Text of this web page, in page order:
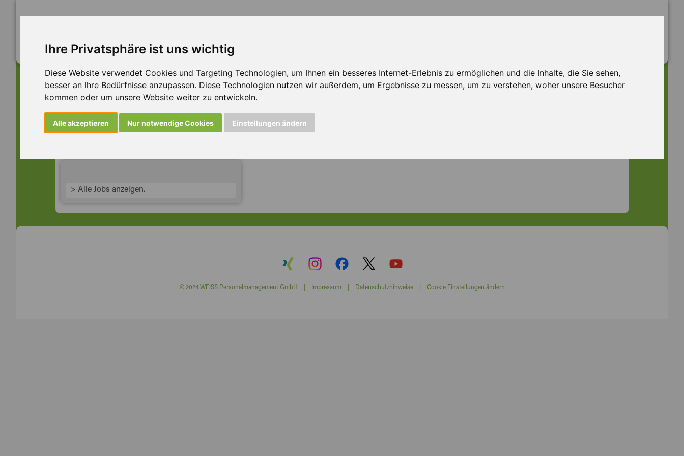
Ihre Privatsphäre ist uns wichtig
Diese Website verwendet Cookies und Targeting Technologien, um Ihnen ein besseres Internet-Erlebnis zu ermöglichen und die Inhalte, die Sie sehen,
besser an Ihre Bedürfnisse anzupassen. Diese Technologien nutzen wir außerdem, um Ergebnisse zu messen, um zu verstehen, woher unsere Besucher
kommen oder um unsere Website weiter zu entwickeln.
Alle akzeptieren Nur notwendige Cookies Einstellungen ändern
Dieser Job ist leider nicht mehr verfügbar ...
... aber vielleicht ist hier etwas dabei:
> Alle Jobs anzeigen.
© 2024 WEISS Personalmanagement GmbH | Impressum| Datenschutzhinweise| Cookie Einstellungen ändern